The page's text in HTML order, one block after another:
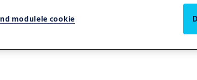
modulele cookie